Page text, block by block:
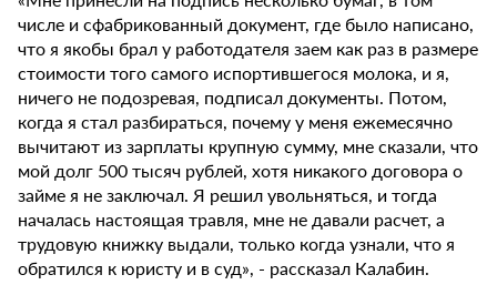
числе и сфабрикованный документ, где было написано,
что я якобы брал у работодателя заем как раз в размере
стоимости того самого испортившегося молока, и я,
ничего не подозревая, подписал документы. Потом,
когда я стал разбираться, почему у меня ежемесячно
вычитают из зарплаты крупную сумму, мне сказали, что
мой долг 500 тысяч рублей, хотя никакого договора о
займе я не заключал. Я решил увольняться, и тогда
началась настоящая травля, мне не давали расчет, а
трудовую книжку выдали, только когда узнали, что я
обратился к юристу и в суд», - рассказал Калабин.